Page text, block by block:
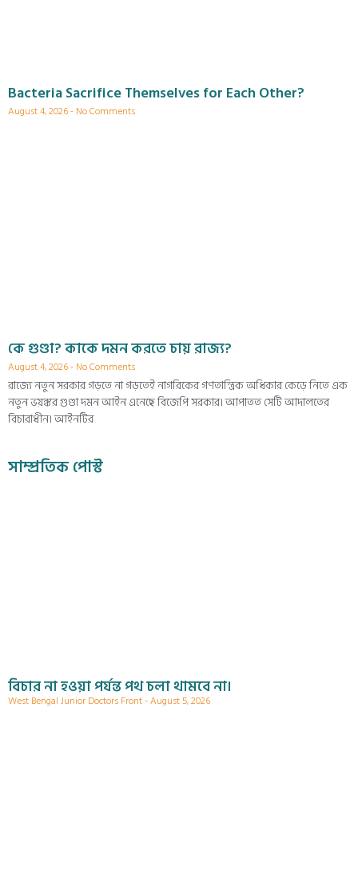
Bacteria Sacrifice Themselves for Each Other?
August 4, 2026 No Comments
কে গুণ্ডা? কাকে দমন করতে চায় রাজ্য?
August 4, 2026 No Comments
রাজ্যে নতুন সরকার গড়তে না গড়তেই নাগরিকের গণতান্ত্রিক অধিকার কেড়ে নিতে এক
নতুন ভয়ঙ্কর গুণ্ডা দমন আইন এনেছে বিজেপি সরকার। আপাতত সেটি আদালতের
বিচারাধীন। আইনটির
সাম্প্রতিক পোস্ট
বিচার না হওয়া পর্যন্ত পথ চলা থামবে না।
West Bengal Junior Doctors Front August 5, 2026